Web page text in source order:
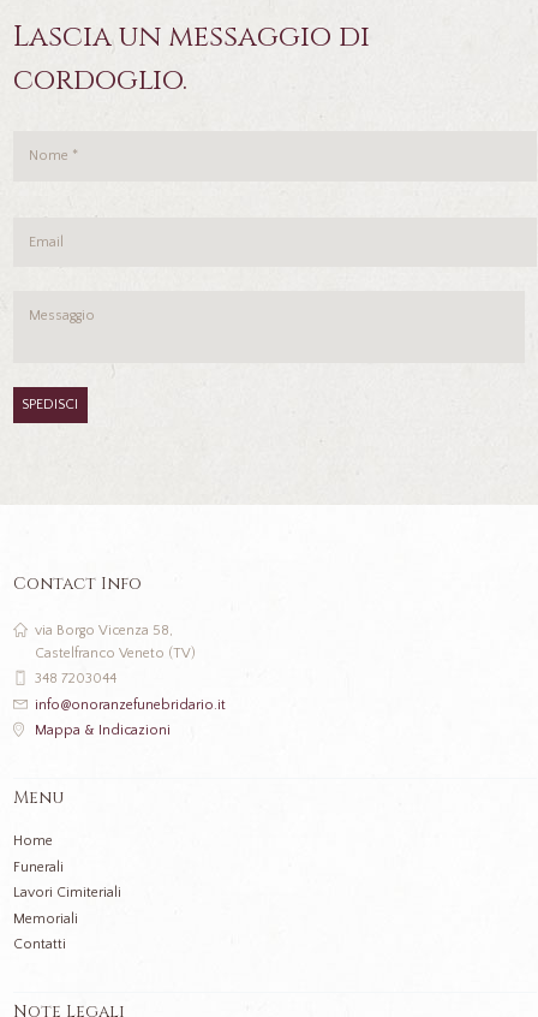
Lascia un messaggio di
cordoglio.
Contact Info
via Borgo Vicenza 58,
Castelfranco Veneto (TV)
348 7203044
info@onoranzefunebridario.it
Mappa & Indicazioni
Menu
Home
Funerali
Lavori Cimiteriali
Memoriali
Contatti
Note Legali